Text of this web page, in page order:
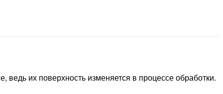
их поверхность изменяется в процессе обработки.